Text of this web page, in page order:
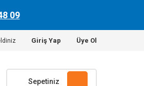
09
Giriş Yap Üye Ol
Sepetiniz